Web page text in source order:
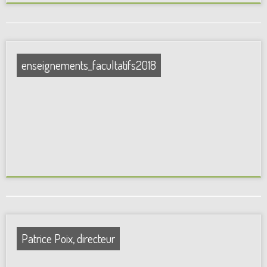
enseignements_facultatifs2018
Patrice Poix, directeur